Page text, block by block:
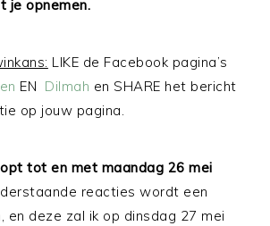
je opnemen.
LIKE de Facebook pagina’s
EN Dilmah en SHARE het bericht
op jouw pagina.
tot en met maandag 26 mei
reacties wordt een
en deze zal ik op dinsdag 27 mei